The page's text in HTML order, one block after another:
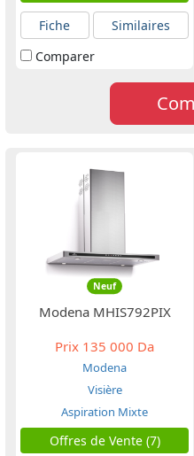
Fiche
Similaires
Comparer
Neuf
Modena MHIS792PIX
Prix 135 000 Da
Modena
Visière
Aspiration Mixte
Offres de Vente (7)